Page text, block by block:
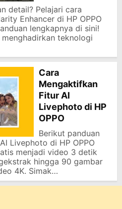
detail? Pelajari cara
Enhancer di HP OPPO
lengkapnya di sini!
menghadirkan teknologi
Cara
Mengaktifkan
Fitur AI
Livephoto di HP
OPPO
Berikut panduan
Livephoto di HP OPPO
menjadi video 3 detik
hingga 90 gambar
4K. Simak…